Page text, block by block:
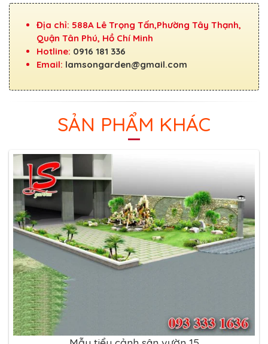
Địa chỉ: 588A Lê Trọng Tấn,Phường Tây Thạnh,
Quận Tân Phú, Hồ Chí Minh
Hotline: 0916 181 336
Email: lamsongarden@gmail.com
SẢN PHẨM KHÁC